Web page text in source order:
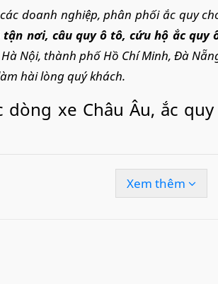
doanh nghiệp, phân phối ắc quy
tận nơi, câu quy ô tô, cứu hộ ắc quy
Nội, thành phố Hồ Chí Minh, Đà
hài lòng quý khách.
dòng xe Châu Âu, ắc
xe Bentley
8 cấp. Sử dụng ắc quy
Xem thêm